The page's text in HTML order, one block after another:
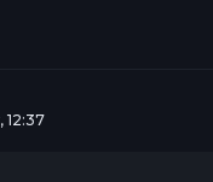
12:37